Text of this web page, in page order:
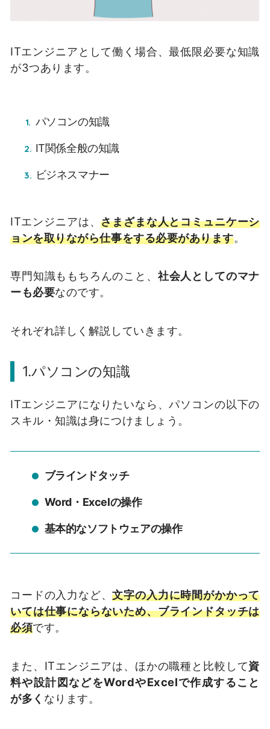
ITエンジニアとして働く場合、最低限必要な知識
が3つあります。
パソコンの知識
IT関係全般の知識
ビジネスマナー
ITエンジニアは、さまざまな人とコミュニケーシ
ョンを取りながら仕事をする必要があります。
専門知識ももちろんのこと、 社会人としてのマナ
ーも必要なのです。
それぞれ詳しく解説していきます。
1.パソコンの知識
ITエンジニアになりたいなら、パソコンの以下の
スキル・知識は身につけましょう。
ブラインドタッチ
Word・Excelの操作
基本的なソフトウェアの操作
コードの入力など、文字の入力に時間がかかって
いては仕事にならないため、ブラインドタッチは
必須です。
また、ITエンジニアは、ほかの職種と比較して資
料や設計図などをWordやExcelで作成すること
が多く なります。